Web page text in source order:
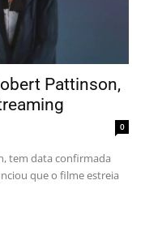
Pattinson,
0
tem data confirmada
que o filme estreia